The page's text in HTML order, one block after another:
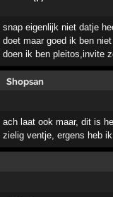
snap eigenlijk niet datje
doet maar goed ik ben
doen ik ben pleitos,invite
Shopsan
ach laat ook maar, dit is
zielig ventje, ergens heb